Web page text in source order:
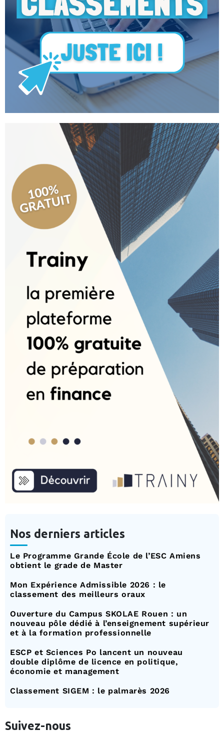
Nos derniers articles
Le Programme Grande École de l’ESC Amiens
obtient le grade de Master
Mon Expérience Admissible 2026 : le
classement des meilleurs oraux
Ouverture du Campus SKOLAE Rouen : un
nouveau pôle dédié à l’enseignement supérieur
et à la formation professionnelle
ESCP et Sciences Po lancent un nouveau
double diplôme de licence en politique,
économie et management
Classement SIGEM : le palmarès 2026
Suivez-nous